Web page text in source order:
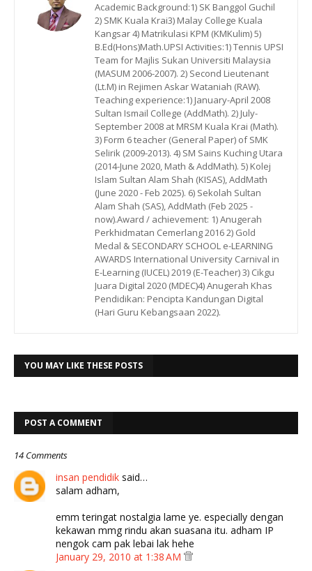
Academic Background:1) SK Banggol Guchil
2) SMK Kuala Krai3) Malay College Kuala
Kangsar 4) Matrikulasi KPM (KMKulim) 5)
B.Ed(Hons)Math.UPSI Activities:1) Tennis UPSI
Team for Majlis Sukan Universiti Malaysia
(MASUM 2006-2007). 2) Second Lieutenant
(Lt.M) in Rejimen Askar Wataniah (RAW).
Teaching experience:1) January-April 2008
Sultan Ismail College (AddMath). 2) July-
September 2008 at MRSM Kuala Krai (Math).
3) Form 6 teacher (General Paper) of SMK
Selirik (2009-2013). 4) SM Sains Kuching Utara
(2014-June 2020, Math & AddMath). 5) Kolej
Islam Sultan Alam Shah (KISAS), AddMath
(June 2020 - Feb 2025). 6) Sekolah Sultan
Alam Shah (SAS), AddMath (Feb 2025 -
now).Award / achievement: 1) Anugerah
Perkhidmatan Cemerlang 2016 2) Gold
Medal & SECONDARY SCHOOL e-LEARNING
AWARDS International University Carnival in
E-Learning (IUCEL) 2019 (E-Teacher) 3) Cikgu
Juara Digital 2020 (MDEC)4) Anugerah Khas
Pendidikan: Pencipta Kandungan Digital
(Hari Guru Kebangsaan 2022).
YOU MAY LIKE THESE POSTS
POST A COMMENT
14 Comments
insan pendidik said…
salam adham,
emm teringat nostalgia lame ye. especially dengan
kekawan mmg rindu akan suasana itu. adham IP
nengok cam pak lebai lak hehe
January 29, 2010 at 1:38 AM